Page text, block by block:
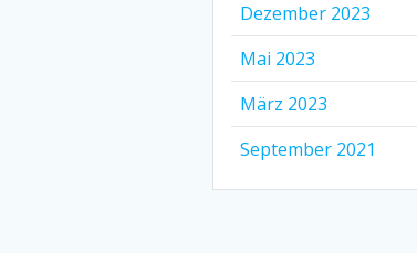
Dezember 2023
Mai 2023
März 2023
September 2021